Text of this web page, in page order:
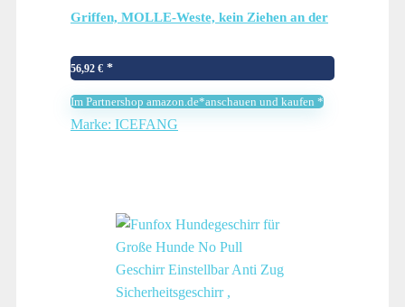
Griffen, MOLLE-Weste, kein Ziehen an der
Patch (XL (Halsumfang: 50,8 cm – 71,1
cm), Brustumfang:…
56,92 €
Im Partnershop amazon.de*anschauen und kaufen *
Marke: ICEFANG